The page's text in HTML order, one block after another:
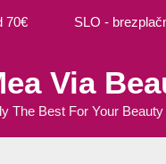
70€ SLO -
Via
The Best For Your Beauty